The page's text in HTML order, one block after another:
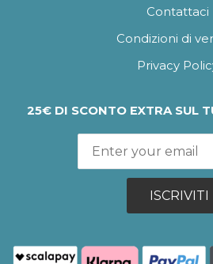
Contattaci
Condizioni di
Privacy
25€ DI SCONTO EXTRA SUL
ISCRIVITI